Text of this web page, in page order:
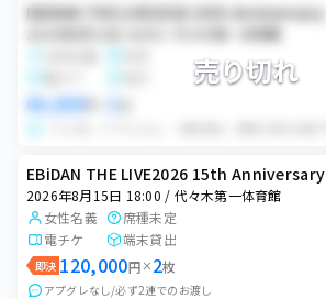
売り切れ
EBiDAN THE LIVE2026 15th Anniversary
60,000 1
EBiDAN THE LIVE2026 15th Anniversary
2026年8月15日 18:00 / 代々木第一体育館
女性名義
席種未定
電チケ
端末貸出
即決 120,000円 × 2枚
アプグレなし/必ず2連でのお渡し